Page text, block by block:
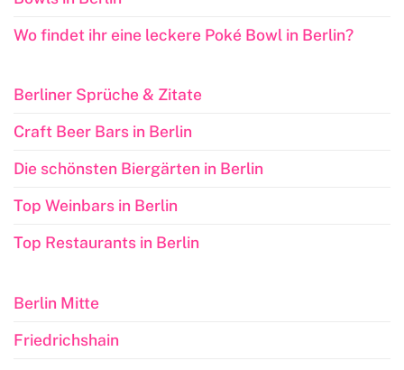
Wo findet ihr eine leckere Poké Bowl in Berlin?
Berliner Sprüche & Zitate
Craft Beer Bars in Berlin
Die schönsten Biergärten in Berlin
Top Weinbars in Berlin
Top Restaurants in Berlin
Berlin Mitte
Friedrichshain